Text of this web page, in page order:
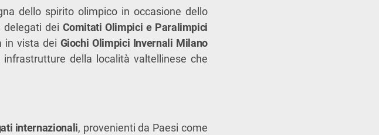
dello spirito olimpico in occasione dello
delegati dei Comitati Olimpici e Paralimpici
in vista dei Giochi Olimpici Invernali Milano
della località valtellinese che
internazionali, provenienti da Paesi come